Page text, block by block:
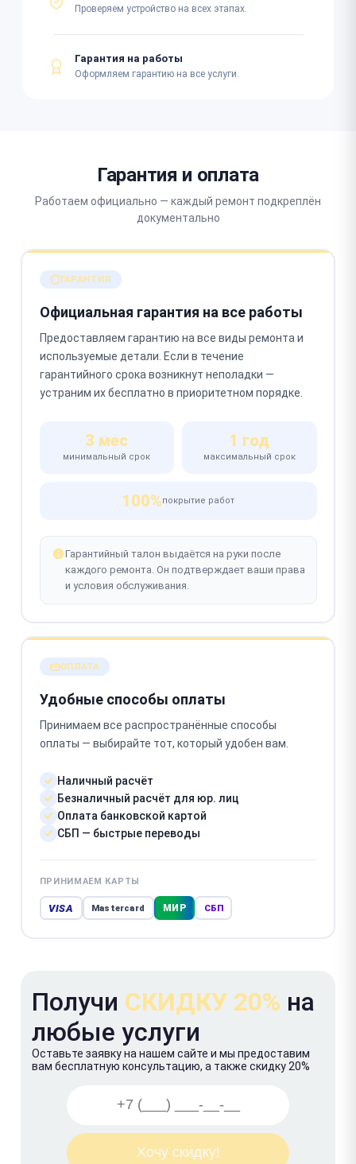
Проверяем устройство на всех этапах.
Гарантия на работы
Оформляем гарантию на все услуги.
Гарантия и оплата
Работаем официально — каждый ремонт подкреплён
документально
ГАРАНТИЯ
Официальная гарантия на все работы
Предоставляем гарантию на все виды ремонта и
используемые детали. Если в течение
гарантийного срока возникнут неполадки —
устраним их бесплатно в приоритетном порядке.
3 мес
минимальный срок
1 год
максимальный срок
100%покрытие работ
Гарантийный талон выдаётся на руки после
каждого ремонта. Он подтверждает ваши права
и условия обслуживания.
ОПЛАТА
Удобные способы оплаты
Принимаем все распространённые способы
оплаты — выбирайте тот, который удобен вам.
Наличный расчёт
Безналичный расчёт для юр. лиц
Оплата банковской картой
СБП — быстрые переводы
ПРИНИМАЕМ КАРТЫ
VISA Mastercard МИР СБП
Получи СКИДКУ 20% на
любые услуги
Оставьте заявку на нашем сайте и мы предоставим
вам бесплатную консультацию, а также скидку 20%